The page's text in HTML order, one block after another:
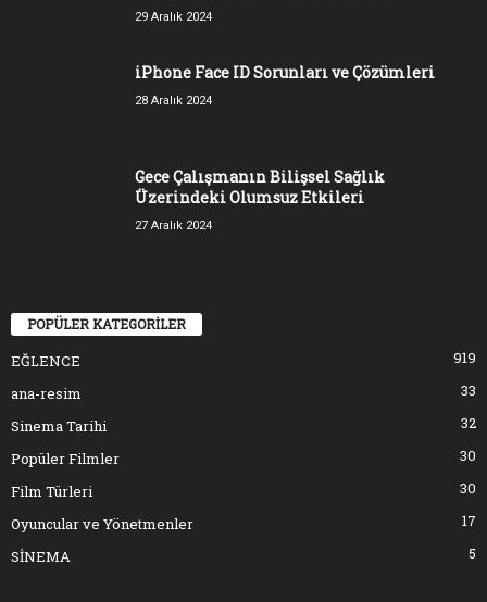
29 Aralık 2024
iPhone Face ID Sorunları ve Çözümleri
28 Aralık 2024
Gece Çalışmanın Bilişsel Sağlık
Üzerindeki Olumsuz Etkileri
27 Aralık 2024
POPÜLER KATEGORİLER
EĞLENCE
919
ana-resim
33
Sinema Tarihi
32
Popüler Filmler
30
Film Türleri
30
Oyuncular ve Yönetmenler
17
SİNEMA
5